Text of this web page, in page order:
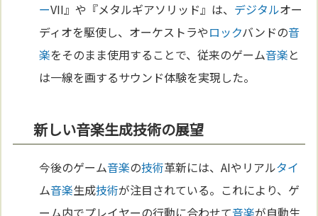
ーVII』や『メタルギアソリッド』は、 デジタルオー
ディオを駆使し、オーケストラやロックバンドの音
楽をそのまま使用することで、従来のゲーム音楽と
は一線を画するサウンド体験を実現した。
新しい音楽生成技術の展望
今後のゲーム音楽の技術革新には、AIやリアルタイ
ム音楽生成技術が注目されている。これにより、ゲ
ーム内でプレイヤーの行動に合わせて音楽が自動生